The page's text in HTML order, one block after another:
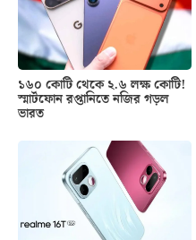
১৬০ কোটি থেকে ২.৬ লক্ষ কোটি!
স্মার্টফোন রপ্তানিতে নজির গড়ল
ভারত